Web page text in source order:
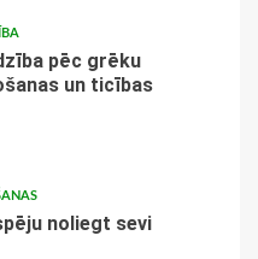
pēc grēku
un ticības
noliegt sevi